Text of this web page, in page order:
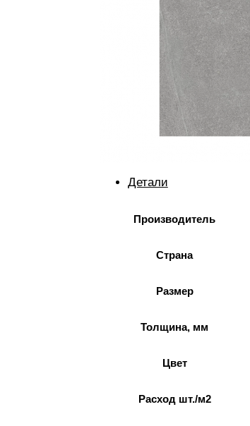
Детали
Производитель
Страна
Размер
Толщина, мм
Цвет
Расход шт./м2